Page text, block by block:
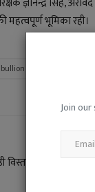
Join
महत्वपूर्ण भूमिका रही।
trader
PREVIOUS
प्रांगण में